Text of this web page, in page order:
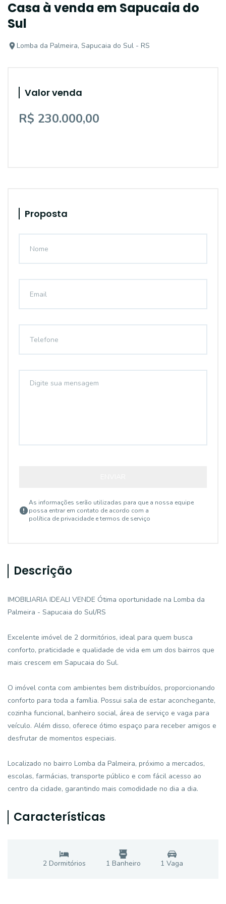
Casa à venda em Sapucaia do
Sul
Lomba da Palmeira, Sapucaia do Sul - RS
Valor venda
R$ 230.000,00
Proposta
As informações serão utilizadas para que a nossa equipe
possa entrar em contato de acordo com a
política de privacidade e termos de serviço
Descrição
IMOBILIARIA IDEALI VENDE Ótima oportunidade na Lomba da
Palmeira - Sapucaia do Sul/RS
Excelente imóvel de 2 dormitórios, ideal para quem busca
conforto, praticidade e qualidade de vida em um dos bairros que
mais crescem em Sapucaia do Sul.
O imóvel conta com ambientes bem distribuídos, proporcionando
conforto para toda a família. Possui sala de estar aconchegante,
cozinha funcional, banheiro social, área de serviço e vaga para
veículo. Além disso, oferece ótimo espaço para receber amigos e
desfrutar de momentos especiais.
Localizado no bairro Lomba da Palmeira, próximo a mercados,
escolas, farmácias, transporte público e com fácil acesso ao
centro da cidade, garantindo mais comodidade no dia a dia.
Características
2Dormitórios 1 Banheiro 1 Vaga